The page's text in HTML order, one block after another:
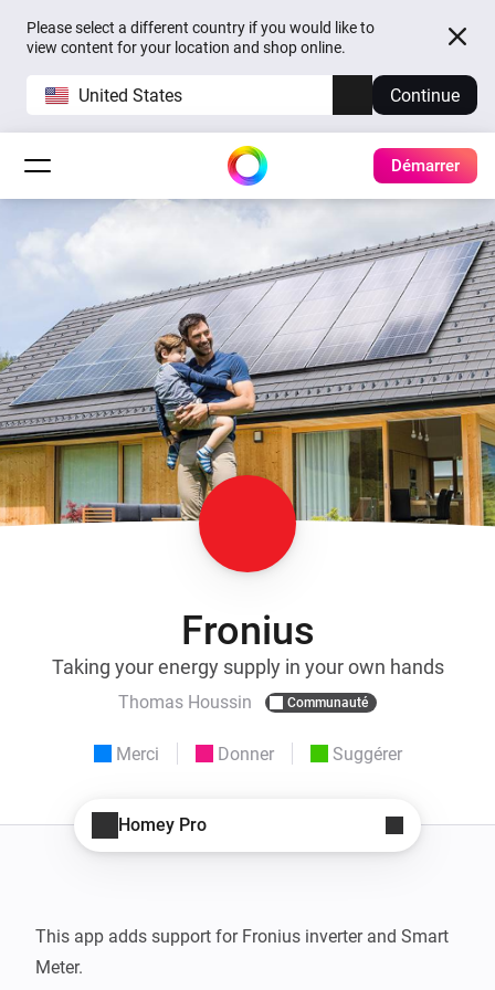
Please select a different country if you would like to
view content for your location and shop online.
United States Continue
Démarrer
Fronius
Taking your energy supply in your own hands
Thomas Houssin Communauté
Merci Donner Suggérer
Homey Pro
This app adds support for Fronius inverter and Smart
Meter.